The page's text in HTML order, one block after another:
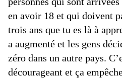
en avoir 18 et qui doivent
trois ans que tu es là à
a augmenté et les gens
zéro dans un autre pays.
décourageant et ça